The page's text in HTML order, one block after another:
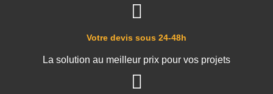
Votre devis sous 24-48h
La solution au meilleur prix pour vos projets